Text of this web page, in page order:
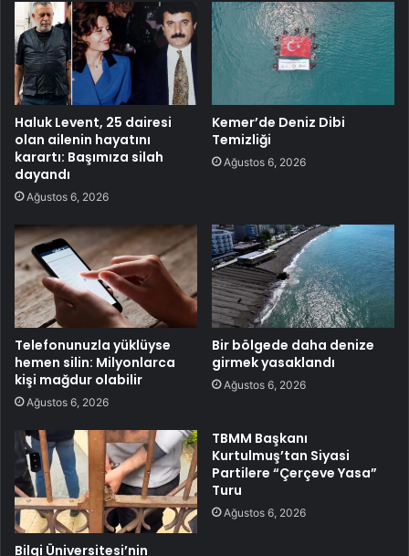
Haluk Levent, 25 dairesi
olan ailenin hayatını
karartı: Başımıza silah
dayandı
Ağustos 6, 2026
Kemer’de Deniz Dibi
Temizliği
Ağustos 6, 2026
Telefonunuzla yüklüyse
hemen silin: Milyonlarca
kişi mağdur olabilir
Ağustos 6, 2026
Bir bölgede daha denize
girmek yasaklandı
Ağustos 6, 2026
Bilgi Üniversitesi’nin
TBMM Başkanı
Kurtulmuş’tan Siyasi
Partilere “Çerçeve Yasa”
Turu
Ağustos 6, 2026